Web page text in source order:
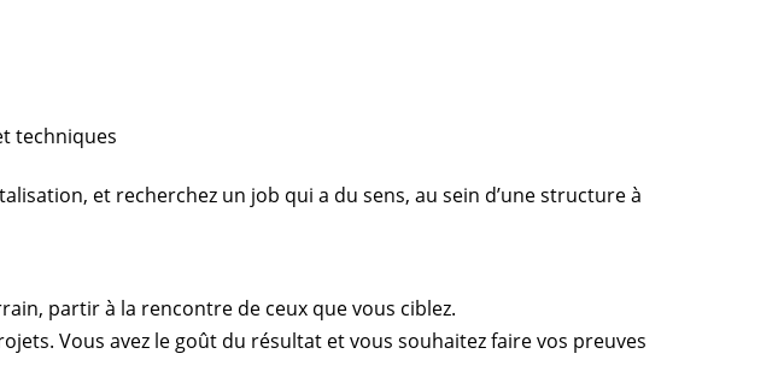
techniques
et recherchez un job qui a du sens, au sein d’une structure à
partir à la rencontre de ceux que vous ciblez.
Vous avez le goût du résultat et vous souhaitez faire vos preuves